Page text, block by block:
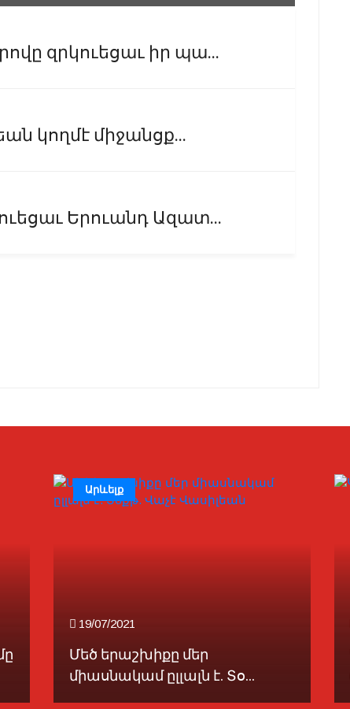
զրկուեցաւ իր պա...
կողմէ միջանցք...
Երուանդ Ազատ...
19/07/2021
Մեծ երաշխիքը մեր
միասնակամ ըլլալն է. Տօ...
Արևելք